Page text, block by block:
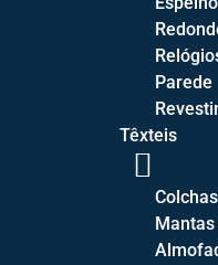
Envio
Cores
devido às
configurações
Parede
Têxteis
Colchas
Mantas